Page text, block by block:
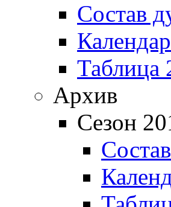
Состав
Таблица
Архив
Сезон